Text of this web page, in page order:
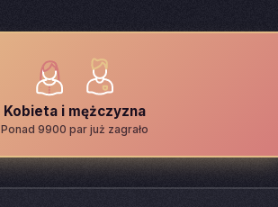
Kobieta i mężczyzna
Ponad 9900 par już zagrało